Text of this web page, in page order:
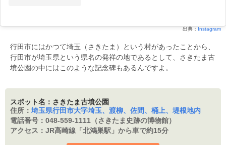
出典： Instagram
行田市にはかつて埼玉（さきたま）という村があったことから、
行田市が埼玉県という県名の発祥の地であるとして、さきたま古
墳公園の中にはこのような記念碑もあるんですよ。
スポット名：さきたま古墳公園
住所： 埼玉県行田市大字埼玉、渡柳、佐間、桶上、堤根地内
電話番号： 048-559-1111（さきたま史跡の博物館）
アクセス： JR高崎線「北鴻巣駅」から車で約15分